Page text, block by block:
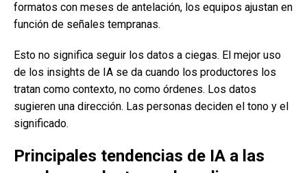
formatos con meses de antelación, los equipos ajustan en
función de señales tempranas.
Esto no significa seguir los datos a ciegas. El mejor uso
de los insights de IA se da cuando los productores los
tratan como contexto, no como órdenes. Los datos
sugieren una dirección. Las personas deciden el tono y el
significado.
Principales tendencias de IA a las